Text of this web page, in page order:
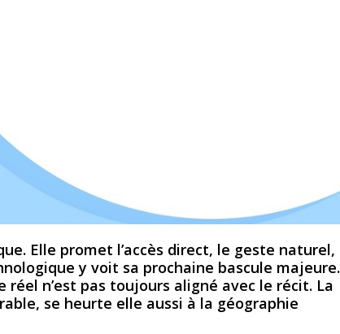
Elle promet l’accès direct, le geste naturel,
y voit sa prochaine bascule majeure.
n’est pas toujours aligné avec le récit. La
se heurte elle aussi à la géographie